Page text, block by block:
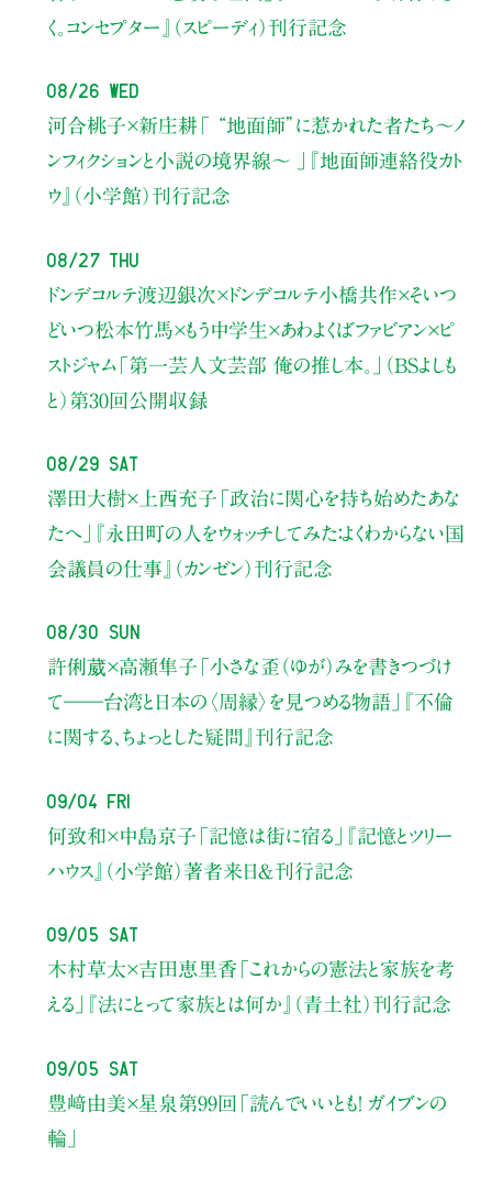
く。コンセプター』（スピーディ）刊行記念
08/26 Wed
河合桃子×新庄耕「 “地面師”に惹かれた者たち〜ノ
ンフィクションと小説の境界線〜 」
『地面師連絡役カト
ウ』（小学館）刊行記念
08/27 Thu
ドンデコルテ渡辺銀次×ドンデコルテ小橋共作×そいつ
どいつ松本竹馬×もう中学生×あわよくばファビアン×ピ
ストジャム「第一芸人文芸部 俺の推し本。」（BSよしも
と） 第30回公開収録
08/29 Sat
澤田大樹×上西充子 「政治に関心を持ち始めたあな
たへ」
『永田町の人をウォッチしてみた：よくわからない国
会議員の仕事』（カンゼン）刊行記念
08/30 Sun
許俐葳×高瀬隼子 「小さな歪（ゆが）みを書きつづけ
て――台湾と日本の〈周縁〉を見つめる物語」
『不倫
に関する、ちょっとした疑問』刊行記念
09/04 Fri
何致和×中島京子 「記憶は街に宿る」
『記憶とツリー
ハウス』（小学館）著者来日＆刊行記念
09/05 Sat
木村草太×吉田恵里香 「これからの憲法と家族を考
える」
『法にとって家族とは何か』（青土社）刊行記念
09/05 Sat
豊﨑由美×星泉 第99回「読んでいいとも！ ガイブンの
輪」